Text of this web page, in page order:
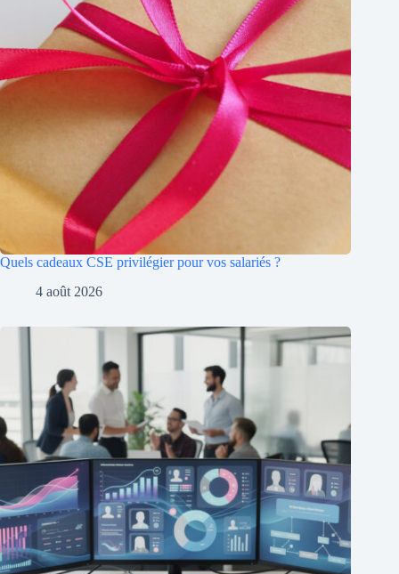
Quels cadeaux CSE privilégier pour vos salariés ?
4 août 2026